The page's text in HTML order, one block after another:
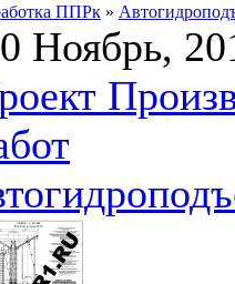
ППРк »
Ноябрь,